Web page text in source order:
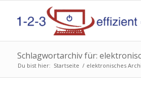
Schlagwortarchiv für:
Du bist hier: Startseite / elektronisches